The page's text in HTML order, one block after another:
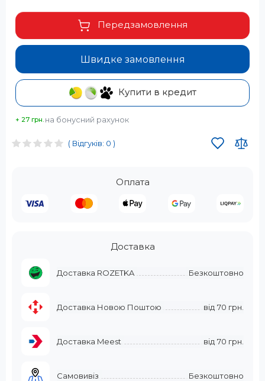
( Відгуків: 0 )
Оплата
Доставка
Доставка ROZETKA Безкоштовно
Доставка Новою Поштою від 70 грн.
Доставка Meest від 70 грн.
Самовивіз Безкоштовно
Швидке замовлення
Передзамовлення
Купити в кредит
+ 27 грн. на бонусний рахунок